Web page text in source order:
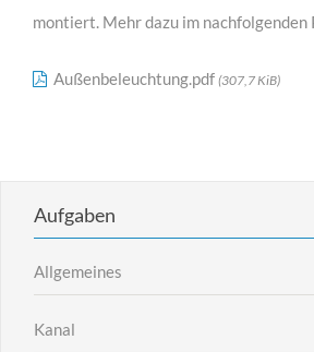
montiert. Mehr dazu im nachfolgenden
Außenbeleuchtung.pdf (307,7 KiB)
Aufgaben
Allgemeines
Kanal